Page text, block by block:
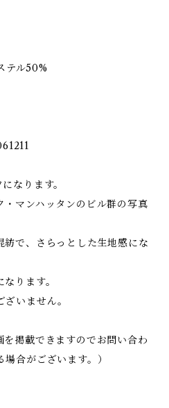
テル50%
なります。
・マンハッタンのビル群の写真
紡で、さらっとした生地感にな
ります。
いません。
掲載できますのでお問い合わ
合がございます。）